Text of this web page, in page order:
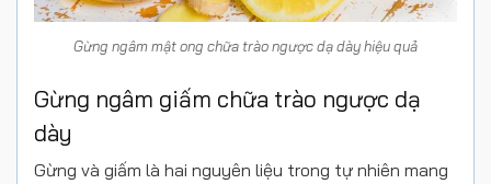
Gừng ngâm mật ong chữa trào ngược dạ dày hiệu quả
Gừng ngâm giấm chữa trào ngược dạ
dày
Gừng và giấm là hai nguyên liệu trong tự nhiên mang